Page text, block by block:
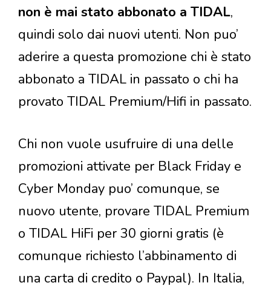
non è mai stato abbonato a TIDAL,
quindi solo dai nuovi utenti. Non puo’
aderire a questa promozione chi è stato
abbonato a TIDAL in passato o chi ha
provato TIDAL Premium/Hifi in passato.
Chi non vuole usufruire di una delle
promozioni attivate per Black Friday e
Cyber Monday puo’ comunque, se
nuovo utente, provare TIDAL Premium
o TIDAL HiFi per 30 giorni gratis (è
comunque richiesto l’abbinamento di
una carta di credito o Paypal). In Italia,